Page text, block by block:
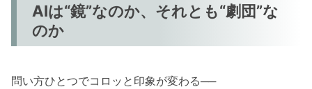
AIは“鏡”なのか、それとも“劇団”な
のか
問い方ひとつでコロッと印象が変わる──